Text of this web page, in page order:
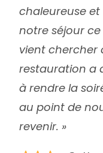
chaleureuse
notre séjour
vient chercher
restauration a
à rendre la
au point de
revenir. »